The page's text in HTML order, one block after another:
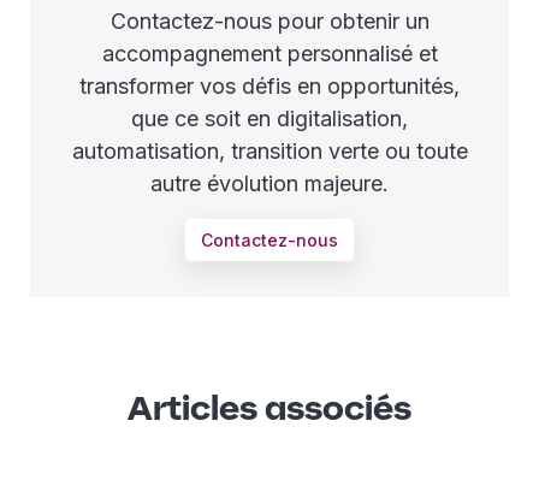
Contactez-nous pour obtenir un
accompagnement personnalisé et
transformer vos défis en opportunités,
que ce soit en digitalisation,
automatisation, transition verte ou toute
autre évolution majeure.
Contactez-nous
Articles associés